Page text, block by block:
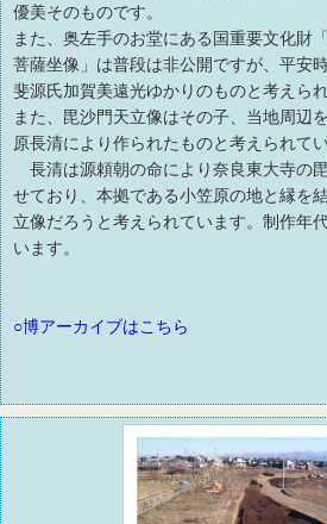
優美そのものです。
また、奥左手のお堂にある国重要文化財
菩薩坐像」は普段は非公開ですが、平安
斐源氏加賀美遠光ゆかりのものと考えられ
また、毘沙門天立像はその子、当地周辺
原長清により作られたものと考えられてい
長清は源頼朝の命により奈良東大寺の
せており、本拠である小笠原の地と縁を
立像だろうと考えられています。制作年
います。
○博アーカイブはこちら